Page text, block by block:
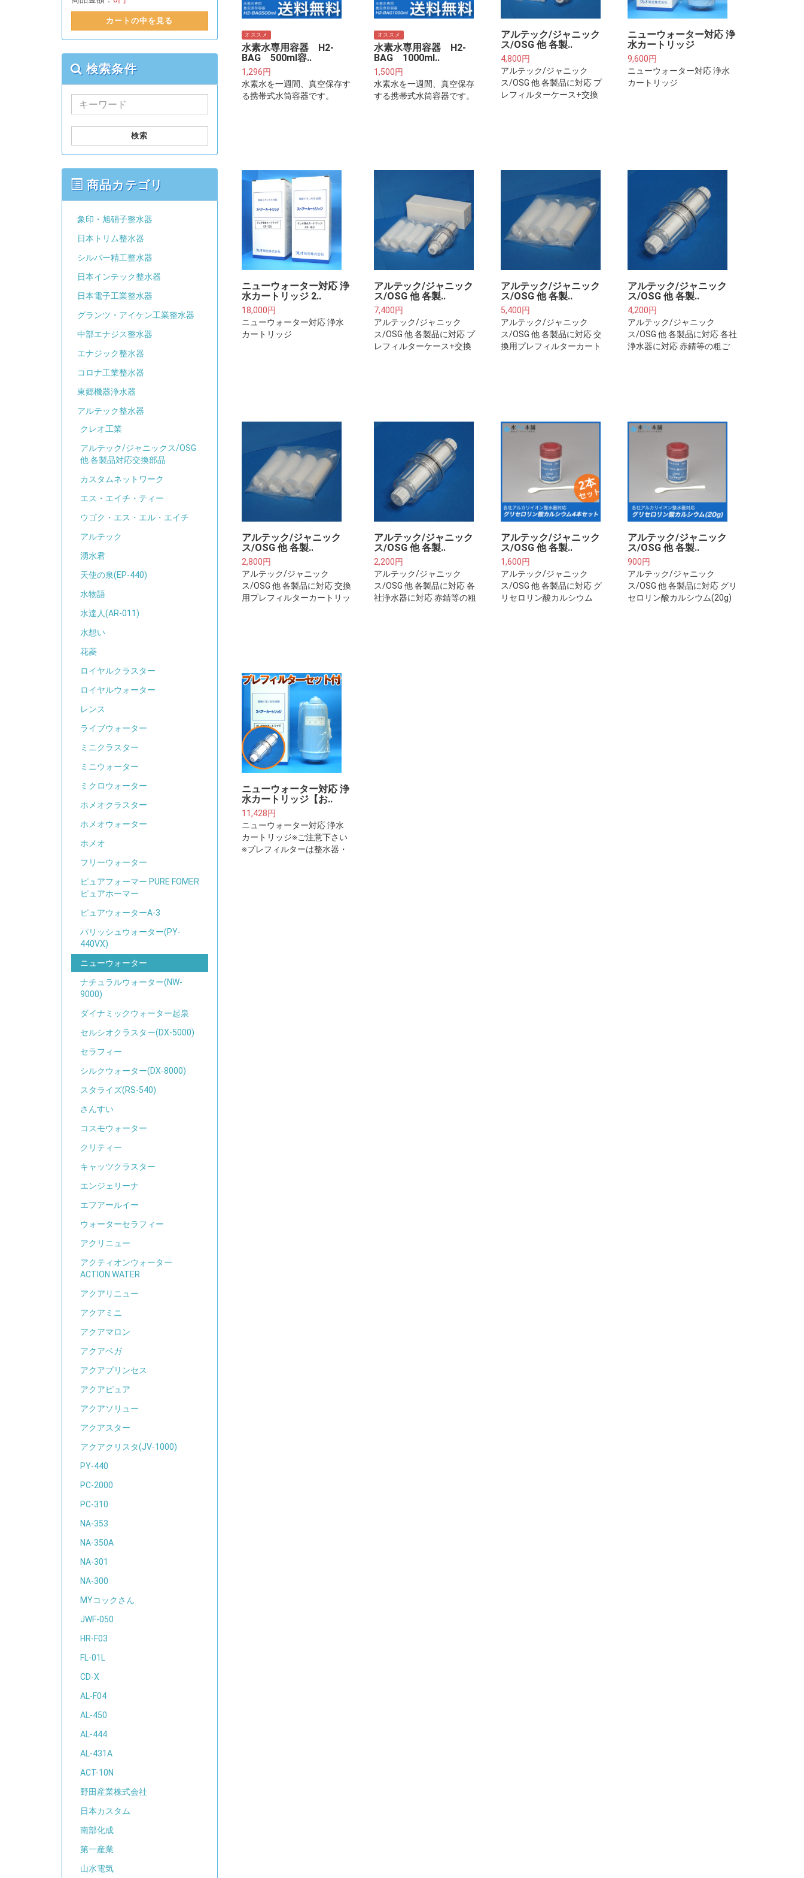
オススメ
水素水専用容器 H2-
BAG 500ml容..
1,296円
水素水を一週間、真空保存す
る携帯式水筒容器です。
オススメ
水素水専用容器 H2-
BAG 1000ml..
1,500円
水素水を一週間、真空保存
する携帯式水筒容器です。
アルテック/ジャニック
ス/OSG 他 各製..
4,800円
アルテック/ジャニック
ス/OSG 他 各製品に対応 プ
レフィルターケース+交換
ニューウォーター対応 浄
水カートリッジ
9,600円
ニューウォーター対応 浄水
カートリッジ
ニューウォーター対応 浄
水カートリッジ 2..
18,000円
ニューウォーター対応 浄水
カートリッジ
アルテック/ジャニック
ス/OSG 他 各製..
7,400円
アルテック/ジャニック
ス/OSG 他 各製品に対応 プ
レフィルターケース+交換
アルテック/ジャニック
ス/OSG 他 各製..
5,400円
アルテック/ジャニック
ス/OSG 他 各製品に対応 交
換用プレフィルターカート
アルテック/ジャニック
ス/OSG 他 各製..
4,200円
アルテック/ジャニック
ス/OSG 他 各製品に対応 各社
浄水器に対応 赤錆等の粗ご
アルテック/ジャニック
ス/OSG 他 各製..
2,800円
アルテック/ジャニック
ス/OSG 他 各製品に対応 交換
用プレフィルターカートリッ
アルテック/ジャニック
ス/OSG 他 各製..
2,200円
アルテック/ジャニック
ス/OSG 他 各製品に対応 各
社浄水器に対応 赤錆等の粗
アルテック/ジャニック
ス/OSG 他 各製..
1,600円
アルテック/ジャニック
ス/OSG 他 各製品に対応 グ
リセロリン酸カルシウム
アルテック/ジャニック
ス/OSG 他 各製..
900円
アルテック/ジャニック
ス/OSG 他 各製品に対応 グリ
セロリン酸カルシウム(20g)
ニューウォーター対応 浄
水カートリッジ【お..
11,428円
ニューウォーター対応 浄水
カートリッジ※ご注意下さい
※プレフィルターは整水器・
カートの中を見る
検索条件
検索
商品カテゴリ
象印・旭硝子整水器
日本トリム整水器
シルバー精工整水器
日本インテック整水器
日本電子工業整水器
グランツ・アイケン工業整水器
中部エナジス整水器
エナジック整水器
コロナ工業整水器
東郷機器浄水器
アルテック整水器
クレオ工業
アルテック/ジャニックス/OSG
他 各製品対応交換部品
カスタムネットワーク
エス・エイチ・ティー
ウゴク・エス・エル・エイチ
アルテック
湧水君
天使の泉(EP-440)
水物語
水達人(AR-011)
水想い
花菱
ロイヤルクラスター
ロイヤルウォーター
レンス
ライブウォーター
ミニクラスター
ミニウォーター
ミクロウォーター
ホメオクラスター
ホメオウォーター
ホメオ
フリーウォーター
ピュアフォーマー PURE FOMER
ピュアホーマー
ピュアウォーターA-3
パリッシュウォーター(PY-
440VX)
ニューウォーター
ナチュラルウォーター(NW-
9000)
ダイナミックウォーター起泉
セルシオクラスター(DX-5000)
セラフィー
シルクウォーター(DX-8000)
スタライズ(RS-540)
さんすい
コスモウォーター
クリティー
キャッツクラスター
エンジェリーナ
エフアールイー
ウォーターセラフィー
アクリニュー
アクティオンウォーター
ACTION WATER
アクアリニュー
アクアミニ
アクアマロン
アクアベガ
アクアプリンセス
アクアピュア
アクアソリュー
アクアスター
アクアクリスタ(JV-1000)
PY-440
PC-2000
PC-310
NA-353
NA-350A
NA-301
NA-300
MYコックさん
JWF-050
HR-F03
FL-01L
CD-X
AL-F04
AL-450
AL-444
AL-431A
ACT-10N
野田産業株式会社
日本カスタム
南部化成
第一産業
山水電気